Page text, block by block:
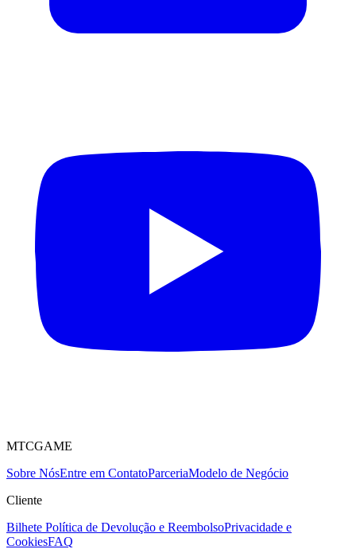
MTCGAME
Sobre NósEntre em ContatoParceriaModelo de Negócio
Cliente
Bilhete Política de Devolução e ReembolsoPrivacidade e
CookiesFAQ